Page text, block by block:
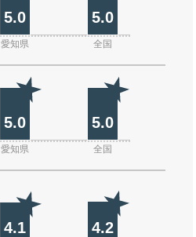
5.0 5.0
愛知県 全国
5.0 5.0
愛知県 全国
4.1 4.2